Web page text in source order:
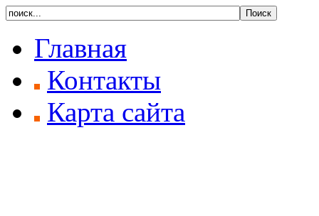
Главная
Контакты
Карта сайта